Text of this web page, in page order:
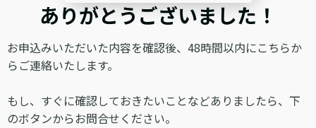
ありがとうございました！
お申込みいただいた内容を確認後、48時間以内にこちらか
らご連絡いたします。
もし、すぐに確認しておきたいことなどありましたら、下
のボタンからお問合せください。